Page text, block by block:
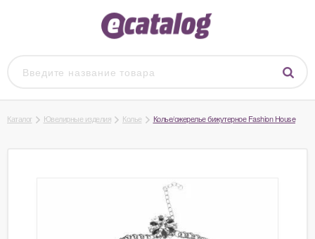
Каталог Ювелирные изделия Колье Колье/ожерелье бижутерное Fashion House